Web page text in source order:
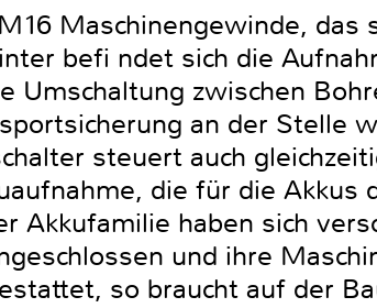
Maschinengewinde, das
befi ndet sich die
Umschaltung zwischen
an der Stelle
steuert auch
die für die Akkus
Akkufamilie haben sich
und ihre
so braucht auf der